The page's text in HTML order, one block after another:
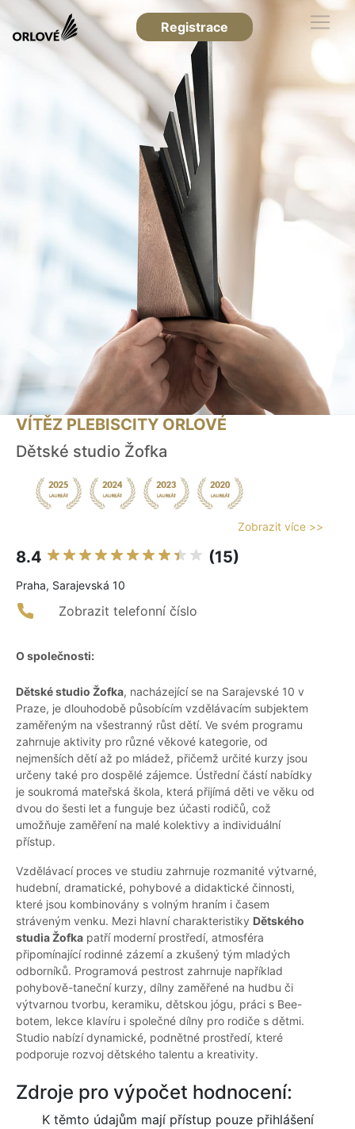
Registrace
VÍTĚZ PLEBISCITY ORLOVÉ
Dětské studio Žofka
Zobrazit více >>
8.4 (15)
Praha, Sarajevská 10
Zobrazit telefonní číslo
O společnosti:
Dětské studio Žofka, nacházející se na Sarajevské 10 v
Praze, je dlouhodobě působícím vzdělávacím subjektem
zaměřeným na všestranný růst dětí. Ve svém programu
zahrnuje aktivity pro různé věkové kategorie, od
nejmenších dětí až po mládež, přičemž určité kurzy jsou
určeny také pro dospělé zájemce. Ústřední částí nabídky
je soukromá mateřská škola, která přijímá děti ve věku od
dvou do šesti let a funguje bez účasti rodičů, což
umožňuje zaměření na malé kolektivy a individuální
přístup.
Vzdělávací proces ve studiu zahrnuje rozmanité výtvarné,
hudební, dramatické, pohybové a didaktické činnosti,
které jsou kombinovány s volným hraním i časem
stráveným venku. Mezi hlavní charakteristiky Dětského
studia Žofka patří moderní prostředí, atmosféra
připomínající rodinné zázemí a zkušený tým mladých
odborníků. Programová pestrost zahrnuje například
pohybově-taneční kurzy, dílny zaměřené na hudbu či
výtvarnou tvorbu, keramiku, dětskou jógu, práci s Bee-
botem, lekce klavíru i společné dílny pro rodiče s dětmi.
Studio nabízí dynamické, podnětné prostředí, které
podporuje rozvoj dětského talentu a kreativity.
Zdroje pro výpočet hodnocení:
K těmto údajům mají přístup pouze přihlášení